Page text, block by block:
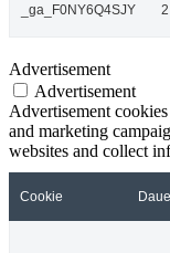
_ga_F0NY6Q4SJY
Advertisement
Advertisement
Advertisement
and marketing
websites and collect
Cookie